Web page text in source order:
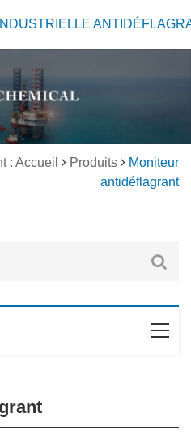
: Accueil Produits
Moniteur
antidéflagrant